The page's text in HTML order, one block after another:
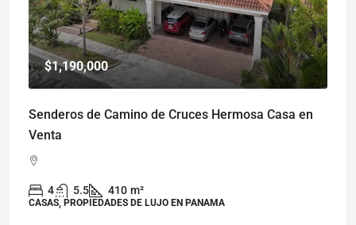
$1,190,000
Senderos de Camino de Cruces Hermosa Casa en
Venta
4 5.5 410 m²
CASAS, PROPIEDADES DE LUJO EN PANAMA